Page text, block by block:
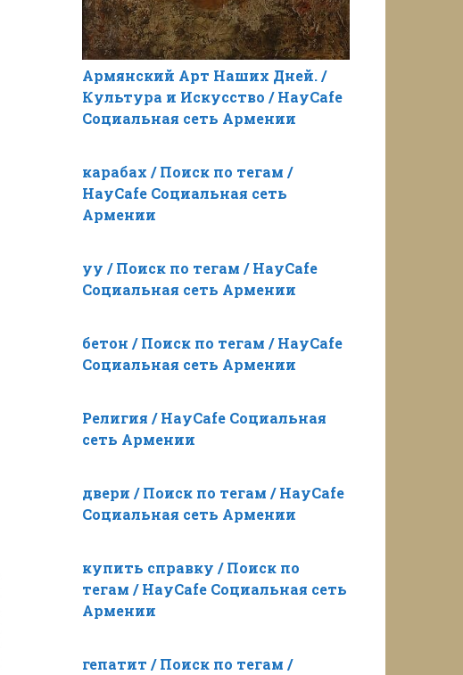
Армянский Арт Наших Дней. /
Культура и Искусство / HayCafe
Социальная сеть Армении
карабах / Поиск по тегам /
HayCafe Социальная сеть
Армении
уу / Поиск по тегам / HayCafe
Социальная сеть Армении
бетон / Поиск по тегам / HayCafe
Социальная сеть Армении
Религия / HayCafe Социальная
сеть Армении
двери / Поиск по тегам / HayCafe
Социальная сеть Армении
купить справку / Поиск по
тегам / HayCafe Социальная сеть
Армении
гепатит / Поиск по тегам /